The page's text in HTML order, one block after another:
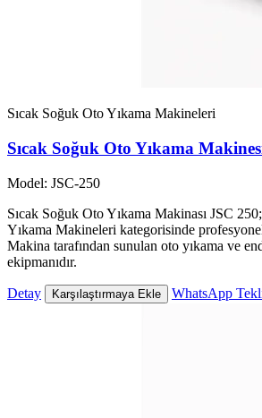
Sıcak Soğuk Oto Yıkama Makineleri
Sıcak Soğuk Oto Yıkama
Model: JSC-250
Sıcak Soğuk Oto Yıkama Makinası JSC
Yıkama Makineleri kategorisinde
Makina tarafından sunulan oto yıkama ve
ekipmanıdır.
Detay Karşılaştırmaya Ekle WhatsApp